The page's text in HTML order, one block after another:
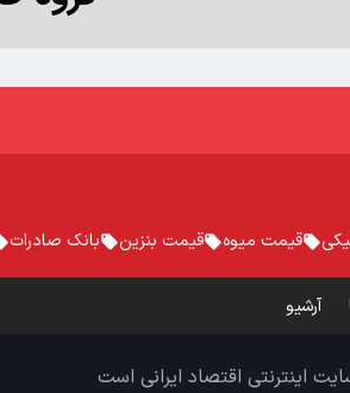
قیمت میوه قیمت بنزین بانک صادرات
آرشیو
اینترنتی اقتصاد ایرانی است